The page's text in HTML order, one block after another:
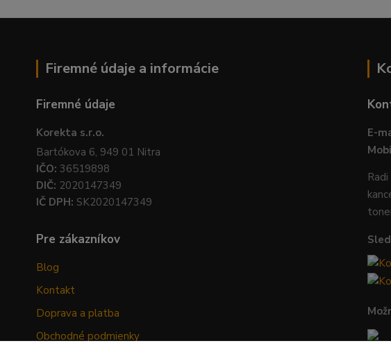
Firemné údaje a informácie
Firemné údaje
Korekta s.r.o.
Bartókova 6, 949 01 Nitra
IČO: 36519898
DIČ: 2020147349
IČ DPH: SK2020147349
Pre zákazníkov
Blog
Kontakt
Doprava a platba
Obchodné podmienky
E-